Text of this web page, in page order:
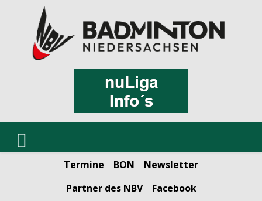
Termine BON
Newsletter
Partner des NBV
Facebook